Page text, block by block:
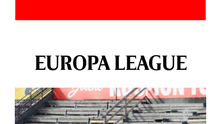
EUROPA LEAGUE